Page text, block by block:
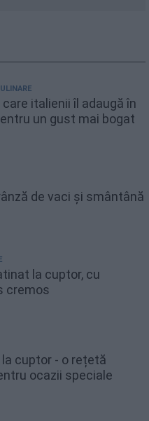
italienii îl adaugă în
un gust mai bogat
de vaci și smântână
la cuptor, cu
cremos
cuptor - o rețetă
ocazii speciale